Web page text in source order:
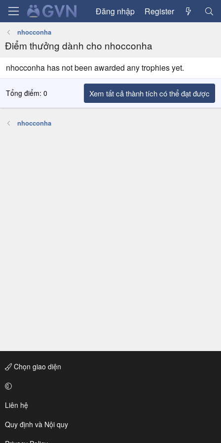
Đăng nhập Register
nhocconha
Điểm thưởng dành cho nhocconha
nhocconha has not been awarded any trophies yet.
Tổng điểm: 0 Xem tất cả thành tích có thể đạt được
nhocconha
Chọn giao diện
Liên hệ
Quy định và Nội quy